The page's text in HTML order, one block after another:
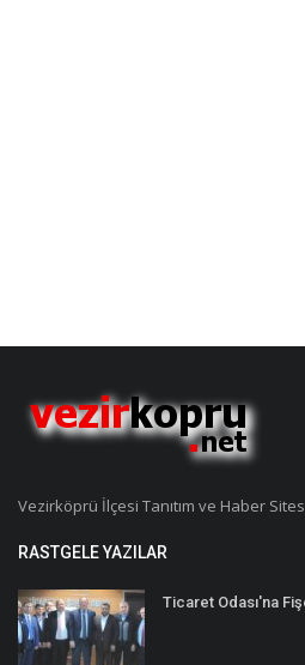
Vezirköprü İlçesi Tanıtım ve Haber
RASTGELE YAZILAR
Ticaret Odası'na